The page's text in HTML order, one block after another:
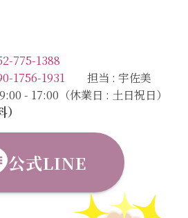
775-1388
1756-1931 担当 : 宇佐美
- 17:00（休業日 : 土日祝日）
公式LINE